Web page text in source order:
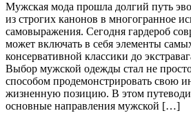
Мужская мода прошла долгий путь
из строгих канонов в многогранное
самовыражения. Сегодня гардероб
может включать в себя элементы
консервативной классики до
Выбор мужской одежды стал не
способом продемонстрировать свою
жизненную позицию. В этом
основные направления мужской […]